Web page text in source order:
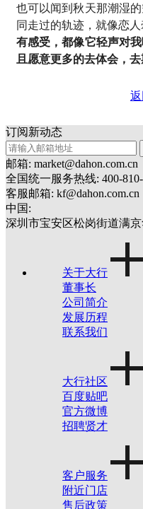
也可以闻到秋天那潮湿
同走过的轨迹，就像恋
有感受，都像它轻声对
且愿意更多的去体会，去
订阅新动态
邮箱: market@dahon.com.cn
全国统一服务热线: 400-
客服邮箱: kf@dahon.com.cn
中国:
深圳市宝安区松岗街道满
关于大行
董事长
公司简介
发展历程
联系我们
大行社区
百度贴吧
官方微博
招聘贤才
客户服务
附近门店
售后政策